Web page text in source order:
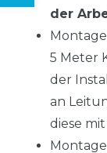
der
5 Meter
der
an
diese